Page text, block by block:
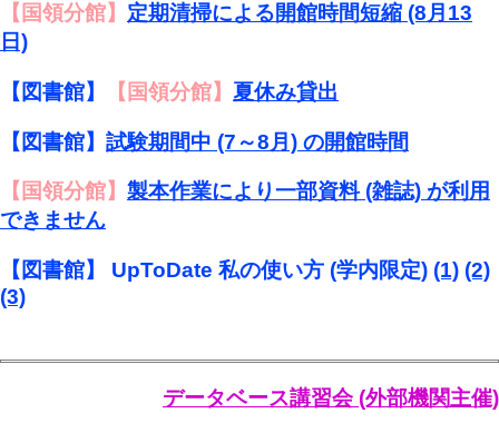
【国領分館】 定期清掃による開館時間短縮 (8月13
日)
【図書館】 【国領分館】 夏休み貸出
【図書館】 試験期間中 (7～8月) の開館時間
【国領分館】 製本作業により一部資料 (雑誌) が利用
できません
【図書館】 UpToDate 私の使い方 (学内限定) (1) (2)
(3)
データベース講習会 (外部機関主催)